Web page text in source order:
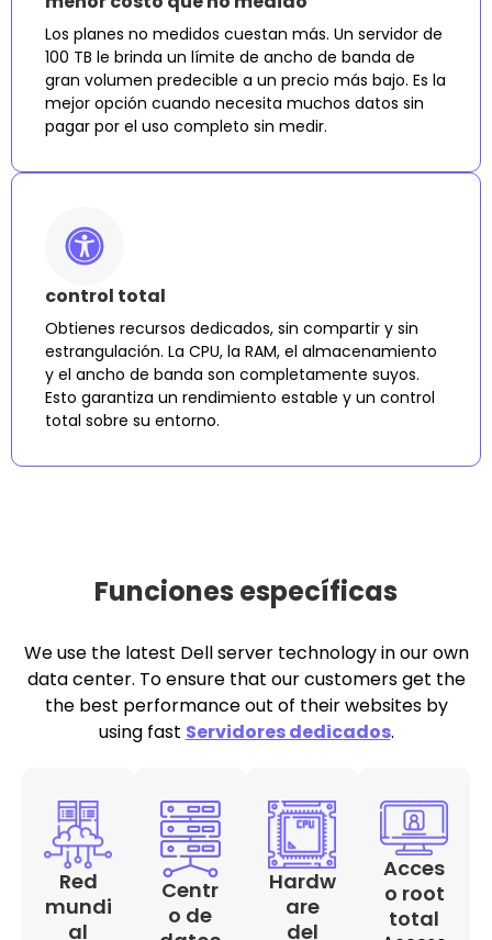
Los planes no medidos cuestan más. Un servidor de
100 TB le brinda un límite de ancho de banda de
gran volumen predecible a un precio más bajo. Es la
mejor opción cuando necesita muchos datos sin
pagar por el uso completo sin medir.
control total
Obtienes recursos dedicados, sin compartir y sin
estrangulación. La CPU, la RAM, el almacenamiento
y el ancho de banda son completamente suyos.
Esto garantiza un rendimiento estable y un control
total sobre su entorno.
Funciones específicas
We use the latest Dell server technology in our own
data center. To ensure that our customers get the
the best performance out of their websites by
using fast Servidores dedicados.
Red
mundi
al
Centr
o de
Hardw
are
del
Acces
o root
total